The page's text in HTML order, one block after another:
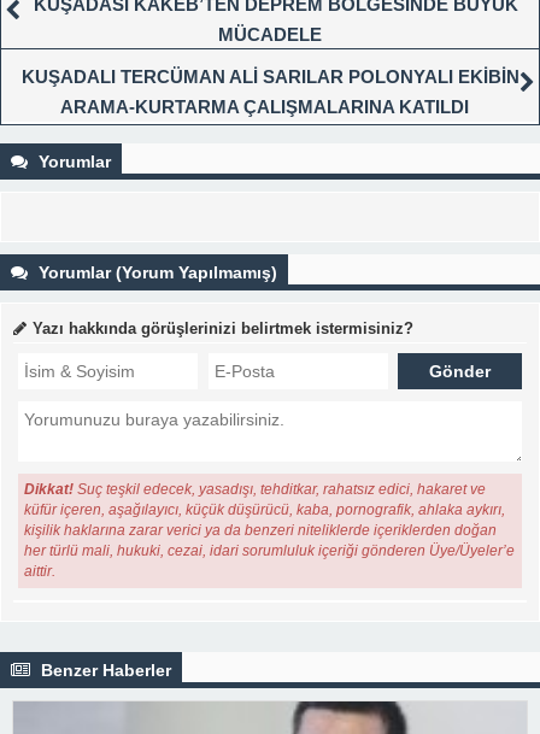
MÜCADELE
KUŞADALI TERCÜMAN ALİ SARILAR POLONYALI EKİBİN
ARAMA-KURTARMA ÇALIŞMALARINA KATILDI
Yorumlar
Yorumlar (Yorum Yapılmamış)
Yazı hakkında görüşlerinizi belirtmek istermisiniz?
Dikkat! Suç teşkil edecek, yasadışı, tehditkar, rahatsız edici, hakaret ve
küfür içeren, aşağılayıcı, küçük düşürücü, kaba, pornografik, ahlaka aykırı,
kişilik haklarına zarar verici ya da benzeri niteliklerde içeriklerden doğan
her türlü mali, hukuki, cezai, idari sorumluluk içeriği gönderen Üye/Üyeler’e
aittir.
Benzer Haberler